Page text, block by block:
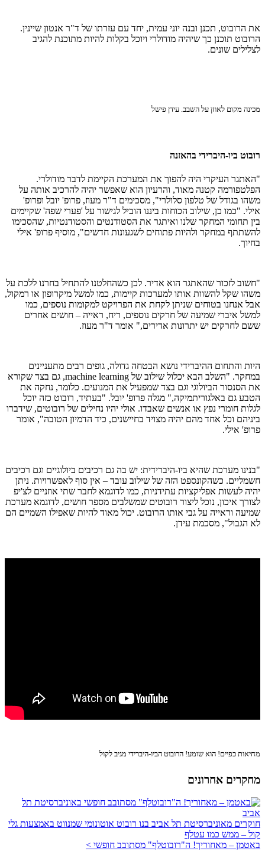
את הרובוט, תכנן ובנה יוני עמית, יחד עם עזרתו של ד"ר אנטון שיינין.
הרובוט תוכנן כך שיהיה מודולרי ויוכל בקלות להיות מתוכנת להגיב
לצלילים שונים.
מכינה מקום לאוזן על השבב. עידן פישל
רובוט ביו-היברידי בהאזנה
"האתגר העיקרי היה להפוך את המערכת הקיימת לדבר מודולרי.
הפלטפורמה קטנה מאוד, והרעיון הוא שאפשר יהיה להרכיב אותה על
משהו בגודל של טלפון סלולרי", מסכימים ד"ר מעוז, פרופ' יובל ופרופ'
אילי. "כמו כן, שילוב הכוחות ביננו הוביל לגישור על 'פערי שפה' שקיימים
בין תחומי המחקר שלנו ואיתגר את הסטודנטים והסטודנטיות, שהסכימו
להשתתף במחקר ולהיות פתוחים לשגעונות חדשים", מוסיף פרופ' אילי
בחיוך.
"חשוב לזכור שהאתגר הוא אדיר. לכן כשהחלטנו להתחיל בחרנו ללכת על
משהו שקל להשוות אותו למערכות קיימות, כמו למשל מיקרופון או רמקול,
אבל אנחנו בטוחים שניתן לקחת את הפרויקט למקומות נוספים, כמו
למשל איברי שמיעה של חרקים נוספים, ריח, ראייה – חושים אחרים
ששם לחרקים יש יתרונות אדירים," אומר ד"ר מעוז.
היות והתחום ההיברידי נושא הבטחה גדולה, גופים רבים מתעניינים
במחקר. "השלב הבא יכלול שילוב של machine learning, גם בצד שקורא
את הסנסור הביולוגי וגם בצד שמפעיל את המנועים. כלומר, נחקה את
הטבע גם באלגוריתמיקה," מגלה פרופ' יובל. "בעתיד, רובוט כזה יוכל
לגלות חומרי נפץ או אנשים שאבדו. אולי יהיו נחילים של רובוטים, שידברו
ביניהם וכל אחד מהם יהיה מצויד בחיישנים, כיד הדמיון הטובה", אומר
פרופ' אילי.
"בנינו מערכת שהיא ביו-היברידית: יש בה גם רכיבים ביולוגיים וגם רכיבים
חשמליים. כשהקונספט הזה של שילוב עובד – אין סוף לאפשרויות. ניתן
יהיה לעשות אפליקציות עתידניות, כמו לדוגמא לחבר שתי אוזניים לצ'יפ
לצורך איכון, נוכל ליצור רובוטים שמשלבים מספר חושים, לדוגמא מערכת
שמיעה וראייה על גבי אותו הרובוט. יכול מאוד להיות שאפילו השמיים הם
לא הגבול", מסכמת עידן.
מחיאות כפיים! הוא שומע! הרובוט הביו-היברידי מגיב לקול
מחקרים אחרונים
חוקרים מאוניברסיטת תל אביב בנו רובוט אוטונומי שמנווט באמצעות גלי
קול – ממש כמו עטלף
באטמן – מאחוריך! ה"רובוטלף" מסתובב חופשי >